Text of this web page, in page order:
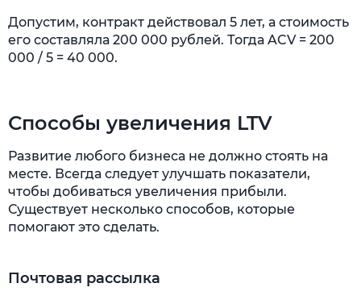
Допустим, контракт действовал 5 лет, а стоимость
его составляла 200 000 рублей. Тогда ACV = 200
000 / 5 = 40 000.
Способы увеличения LTV
Развитие любого бизнеса не должно стоять на
месте. Всегда следует улучшать показатели,
чтобы добиваться увеличения прибыли.
Существует несколько способов, которые
помогают это сделать.
Почтовая рассылка